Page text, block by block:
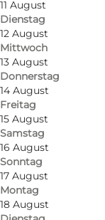
11 August
Dienstag
12 August
Mittwoch
13 August
Donnerstag
14 August
Freitag
15 August
Samstag
16 August
Sonntag
17 August
Montag
18 August
REMA1000
größte
günstigen
Besuchen Sie
besser alle
Urlaubs sind!
Viel mehr
facebook